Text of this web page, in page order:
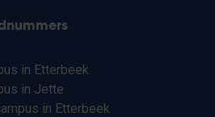
in Etterbeek
in Jette
in Etterbeek